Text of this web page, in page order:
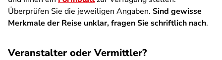
Überprüfen Sie die jeweiligen Angaben. Sind gewisse
Merkmale der Reise unklar, fragen Sie schriftlich nach.
Veranstalter oder Vermittler?